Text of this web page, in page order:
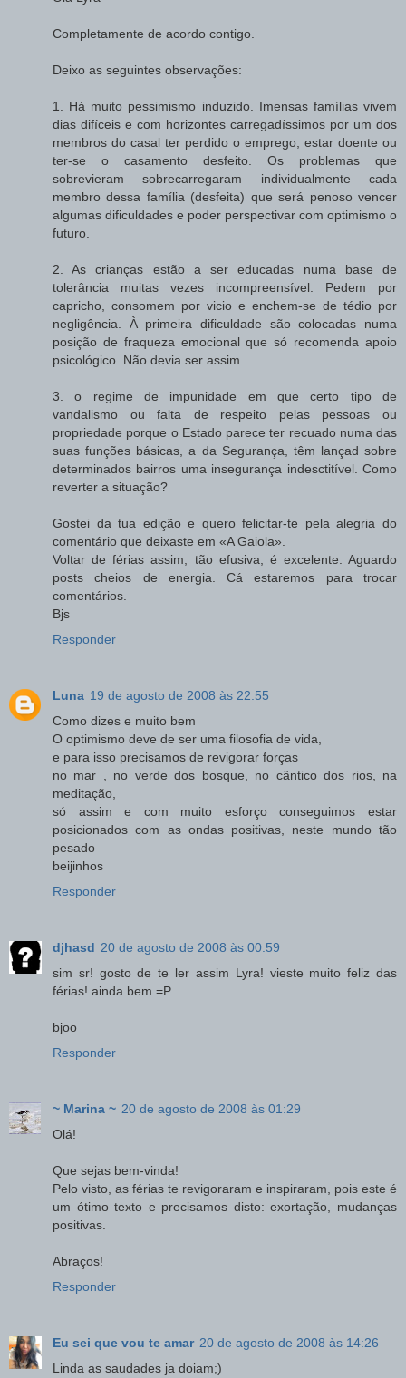
Completamente de acordo contigo.
Deixo as seguintes observações:
1. Há muito pessimismo induzido. Imensas famílias vivem
dias difíceis e com horizontes carregadíssimos por um dos
membros do casal ter perdido o emprego, estar doente ou
ter-se o casamento desfeito. Os problemas que
sobrevieram sobrecarregaram individualmente cada
membro dessa família (desfeita) que será penoso vencer
algumas dificuldades e poder perspectivar com optimismo o
futuro.
2. As crianças estão a ser educadas numa base de
tolerância muitas vezes incompreensível. Pedem por
capricho, consomem por vicio e enchem-se de tédio por
negligência. À primeira dificuldade são colocadas numa
posição de fraqueza emocional que só recomenda apoio
psicológico. Não devia ser assim.
3. o regime de impunidade em que certo tipo de
vandalismo ou falta de respeito pelas pessoas ou
propriedade porque o Estado parece ter recuado numa das
suas funções básicas, a da Segurança, têm lançad sobre
determinados bairros uma insegurança indesctitível. Como
reverter a situação?
Gostei da tua edição e quero felicitar-te pela alegria do
comentário que deixaste em «A Gaiola».
Voltar de férias assim, tão efusiva, é excelente. Aguardo
posts cheios de energia. Cá estaremos para trocar
comentários.
Bjs
Responder
Luna 19 de agosto de 2008 às 22:55
Como dizes e muito bem
O optimismo deve de ser uma filosofia de vida,
e para isso precisamos de revigorar forças
no mar , no verde dos bosque, no cântico dos rios, na
meditação,
só assim e com muito esforço conseguimos estar
posicionados com as ondas positivas, neste mundo tão
pesado
beijinhos
Responder
djhasd 20 de agosto de 2008 às 00:59
sim sr! gosto de te ler assim Lyra! vieste muito feliz das
férias! ainda bem =P
bjoo
Responder
~ Marina ~ 20 de agosto de 2008 às 01:29
Olá!
Que sejas bem-vinda!
Pelo visto, as férias te revigoraram e inspiraram, pois este é
um ótimo texto e precisamos disto: exortação, mudanças
positivas.
Abraços!
Responder
Eu sei que vou te amar 20 de agosto de 2008 às 14:26
Linda as saudades ja doiam;)